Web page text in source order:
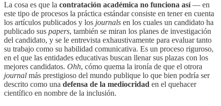
La cosa es que la contratación académica no funciona así— en
este tipo de procesos la práctica estándar consiste en tener en cuenta
los artículos publicados y los journals en los cuales un candidato ha
publicado sus papers, también se miran los planes de investigación
del candidato, y se le entrevista exhaustivamente para evaluar tanto
su trabajo como su habilidad comunicativa. Es un proceso riguroso,
en el que las entidades educativas buscan llenar sus plazas con los
mejores candidatos. Ohh, cómo quema la ironía de que el otrora
journal más prestigioso del mundo publique lo que bien podría ser
descrito como una defensa de la mediocridad en el quehacer
científico en nombre de la inclusión.